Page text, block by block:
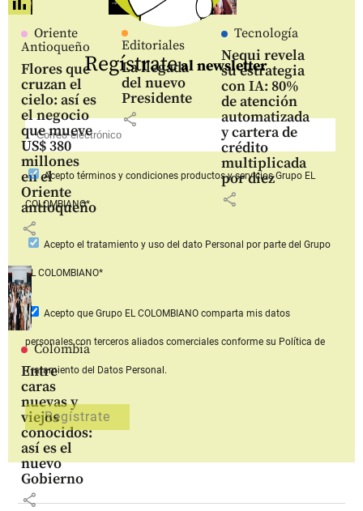
Oriente
Antioqueño
Flores que
cruzan el
cielo: así es
el negocio
que mueve
US$ 380
millones
en el
Oriente
antioqueño
share
Editoriales
La llegada
del nuevo
Presidente
share
Tecnología
Nequi revela
su estrategia
con IA: 80%
de atención
automatizada
y cartera de
crédito
multiplicada
por diez
share
Colombia
Entre
caras
nuevas y
viejos
conocidos:
así es el
nuevo
Gobierno
share
Regístrateal newsletter
Aceptotérminos y condiciones productos y serviciosGrupo EL
COLOMBIANO*
Acepto el tratamiento y uso del dato Personal por parte del Grupo
EL COLOMBIANO*
Acepto que Grupo EL COLOMBIANOcomparta mis datos
personales con terceros aliados comerciales conforme su Política de
Tratamiento del Datos Personal.